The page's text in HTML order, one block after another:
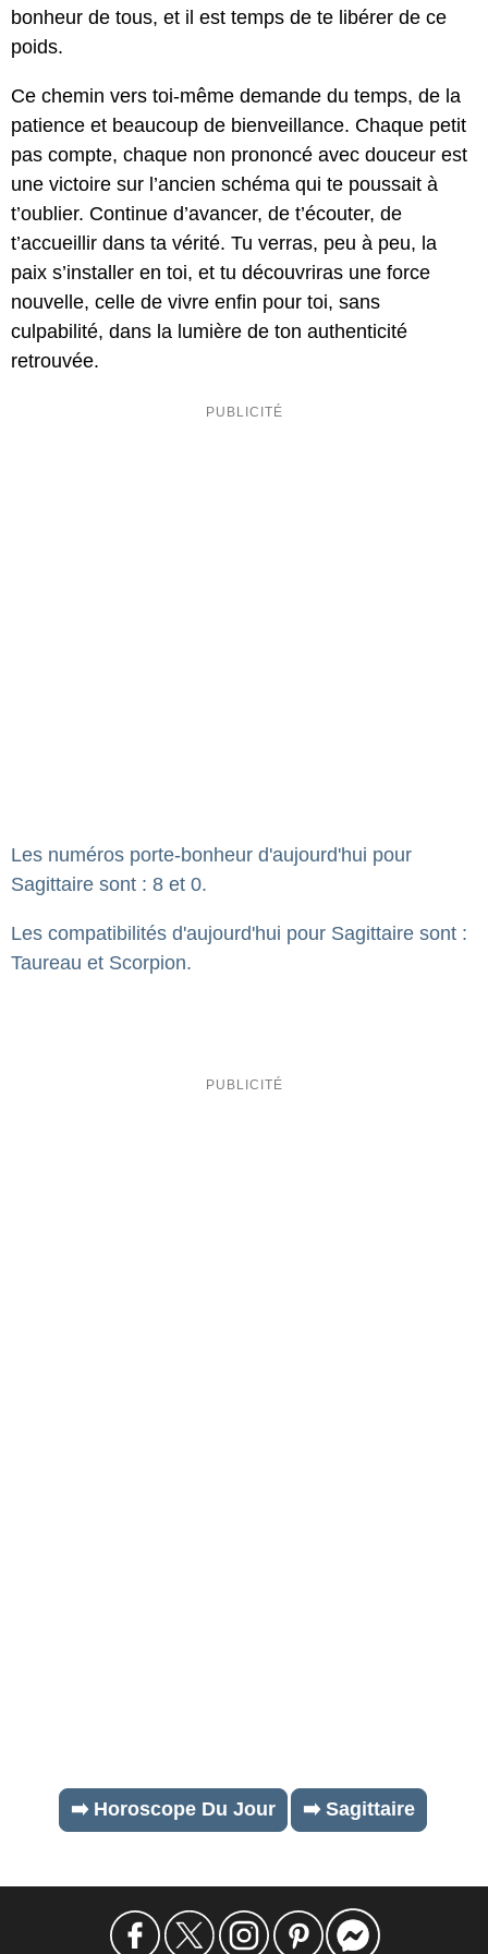
bonheur de tous, et il est temps de te libérer de ce
poids.
Ce chemin vers toi-même demande du temps, de la
patience et beaucoup de bienveillance. Chaque petit
pas compte, chaque non prononcé avec douceur est
une victoire sur l’ancien schéma qui te poussait à
t’oublier. Continue d’avancer, de t’écouter, de
t’accueillir dans ta vérité. Tu verras, peu à peu, la
paix s’installer en toi, et tu découvriras une force
nouvelle, celle de vivre enfin pour toi, sans
culpabilité, dans la lumière de ton authenticité
retrouvée.
Les numéros porte-bonheur d'aujourd'hui pour
Sagittaire sont : 8 et 0.
Les compatibilités d'aujourd'hui pour Sagittaire sont :
Taureau et Scorpion.
➡️ Horoscope Du Jour ➡️ Sagittaire